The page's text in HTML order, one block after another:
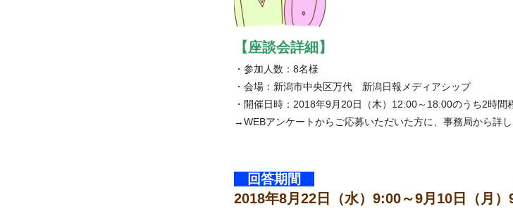
【座談会詳細】
・参加人数：8名様
・会場：新潟市中央区万代 新潟日報メディアシップ
・開催日時：2018年9月20日（木）12:00～18:00のうち2時間
→WEBアンケートからご応募いただいた方に、事務局から詳し
回答期間
2018年8月22日（水）9:00～9月10日（月